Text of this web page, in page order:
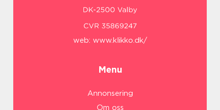
web: www.klikko.dk/
Menu
Annonsering
Om oss